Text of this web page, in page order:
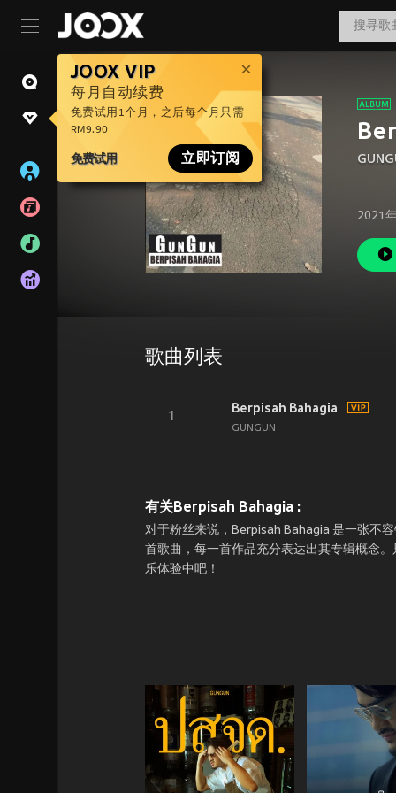
JOOX VIP
每月自动续费
免费试用1个月，之后每个月只需
RM9.90
免费试用 立即订阅
2021
歌曲列表
1
Berpisah Bahagia
GUNGUN
有关Berpisah Bahagia :
对于粉丝来说，Berpisah Bahagia 是一张不
首歌曲，每一首作品充分表达出其专辑概念
乐体验中吧！